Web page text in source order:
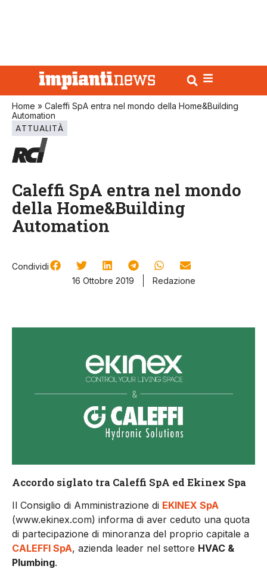
Home » Caleffi SpA entra nel mondo della Home&Building
Automation
ATTUALITÀ
Caleffi SpA entra nel mondo
della Home&Building
Automation
Condividi
16 Ottobre 2019
Redazione
Accordo siglato tra Caleffi SpA ed Ekinex Spa
Il Consiglio di Amministrazione di EKINEX SpA
(www.ekinex.com) informa di aver ceduto una quota
di partecipazione di minoranza del proprio capitale a
CALEFFI SpA, azienda leader nel settore HVAC &
Plumbing.